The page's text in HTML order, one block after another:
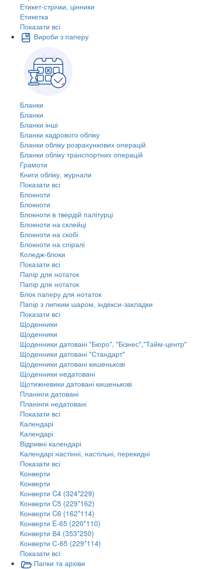
Етикет-стрічки, цінники
Етикетка
Показати всі
Вироби з паперу
Бланки
Бланки
Бланки інші
Бланки кадрового обліку
Бланки обліку розрахункових операцій
Бланки обліку транспортних операцій
Грамоти
Книги обліку, журнали
Показати всі
Блокноти
Блокноти
Блокноти в твердій палітурці
Блокноти на склейці
Блокноти на скобі
Блокноти на спіралі
Коледж-блоки
Показати всі
Папір для нотаток
Папір для нотаток
Блок паперу для нотаток
Папір з липким шаром, індекси-закладки
Показати всі
Щоденники
Щоденники
Щоденники датовані "Бюро", "Бізнес","Тайм-центр"
Щоденники датовані "Стандарт"
Щоденники датовані кишенькові
Щоденники недатовані
Щотижневики датовані кишенькові
Планінги датовані
Планінги недатовані
Показати всі
Календарі
Календарі
Відривні календарі
Календарі настінні, настільні, перекидні
Показати всі
Конверти
Конверти
Конверти C4 (324*229)
Конверти C5 (229*162)
Конверти C6 (162*114)
Конверти E-65 (220*110)
Конверти В4 (353*250)
Конверти С-65 (229*114)
Показати всі
Папки та архіви